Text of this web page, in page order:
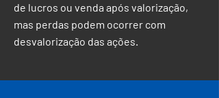
de lucros ou venda após valorização,
mas perdas podem ocorrer com
desvalorização das ações.